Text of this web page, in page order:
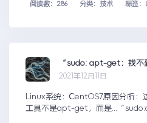
阅读数：286 分类：技术 标签
“sudo: apt-get：找不
2021年12月11日
Linux系统：CentOS7原因分析
工具不是apt-get，而是